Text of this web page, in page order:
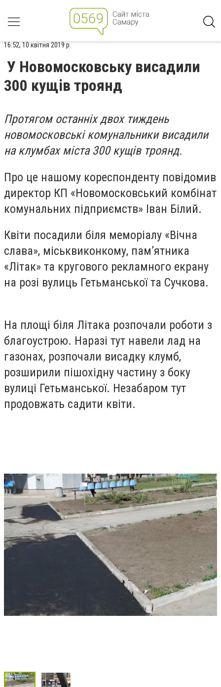
16:52, 10 квітня 2019 р.
У Новомосковську висадили
300 кущів троянд
Протягом останніх двох тиждень
новомосковські комунальники висадили
на клумбах міста 300 кущів троянд.
Про це нашому кореспонденту повідомив
директор КП «Новомосковський комбінат
комунальних підприємств» Іван Білий.
Квіти посадили біля меморіалу «Вічна
слава», міськвиконкому, пам’ятника
«Літак» та кругового рекламного екрану
на розі вулиць Гетьманської та Сучкова.
На площі біля Літака розпочали роботи з
благоустрою. Наразі тут навели лад на
газонах, розпочали висадку клумб,
розширили пішохідну частину з боку
вулиці Гетьманської. Незабаром тут
продовжать садити квіти.